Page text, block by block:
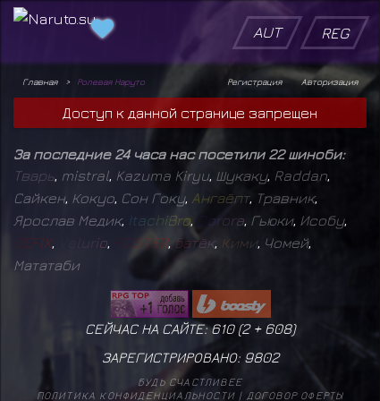
AUT REG
Главная Ролевая Наруто Авторизация
Регистрация
Доступ к данной странице запрещен
За последние 24 часа нас посетили 22 шиноби:
Тварь mistral Kazuma Kiryu Шукаку, Raddan
Сайкен, Кокуо Сон Гоку, Ангаёпт, Травник,
Ярослав Медик, ItachiBro orora Гьюки, Исобу,
D EFIX, urio STER, Батёк, Кими Чомей,
Мататаби
СЕЙЧАС НА САЙТЕ: 610 (2+ 608)
ЗАРЕГИСТРИРОВАНО: 9802
БУДЬ СЧАСТЛИВЕЕ
ПОЛИТИКА КОНФИДЕНЦИАЛЬНОСТИ| ДОГОВОР ОФЕРТЫ